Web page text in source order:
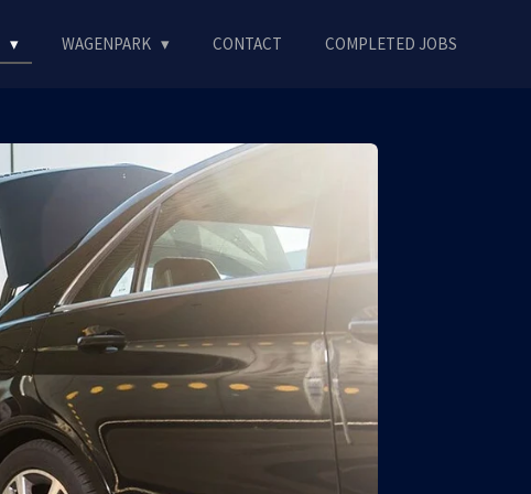
WAGENPARK CONTACT COMPLETED JOBS